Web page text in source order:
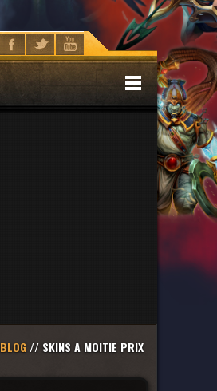
BLOG// SKINS A MOITIE PRIX